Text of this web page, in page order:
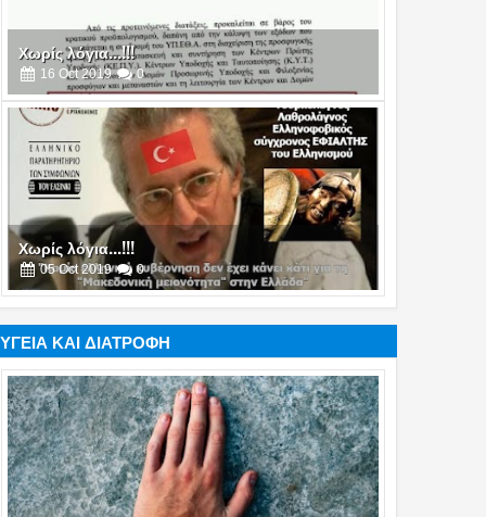
Χωρίς λόγια...!!!
16 Oct 2019 0
Χωρίς λόγια...!!!
05 Oct 2019 0
Χωρίς λόγια...!!!
17 Jul 2019 0
ΥΓΕΙΑ ΚΑΙ ΔΙΑΤΡΟΦΗ